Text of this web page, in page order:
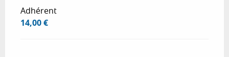
Adhérent
14,00 €